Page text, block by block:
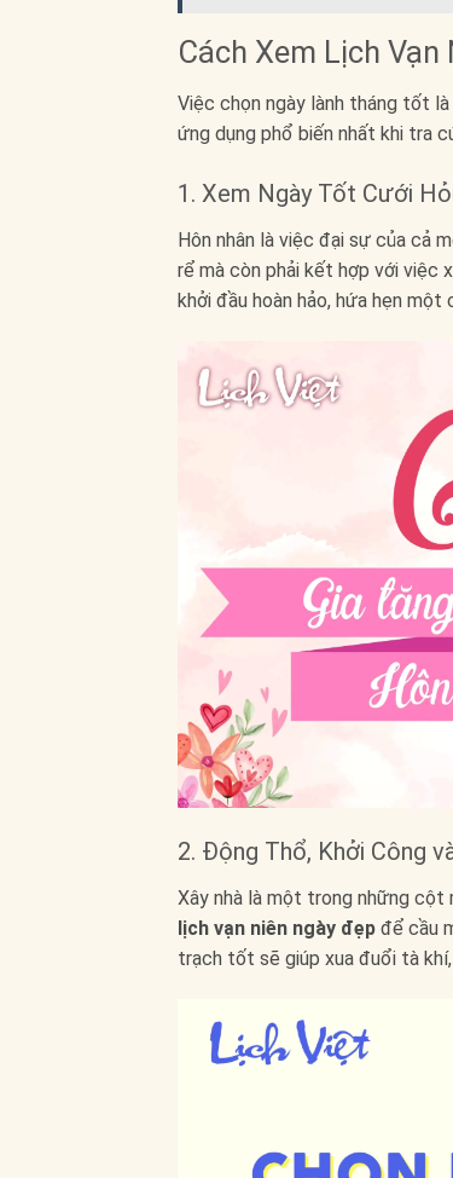
Cách Xem Lịch
Việc chọn ngày lành tháng tốt
ứng dụng phổ biến nhất khi tra
1. Xem Ngày Tốt Cưới
Hôn nhân là việc đại sự của cả
rể mà còn phải kết hợp với việc
khởi đầu hoàn hảo, hứa hẹn một
2. Động Thổ, Khởi Công
Xây nhà là một trong những cột
lịch vạn niên ngày đẹp để cầu
trạch tốt sẽ giúp xua đuổi tà